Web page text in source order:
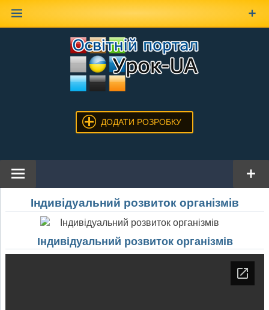
ДОДАТИ РОЗРОБКУ
Індивідуальний розвиток організмів
Індивідуальний розвиток організмів